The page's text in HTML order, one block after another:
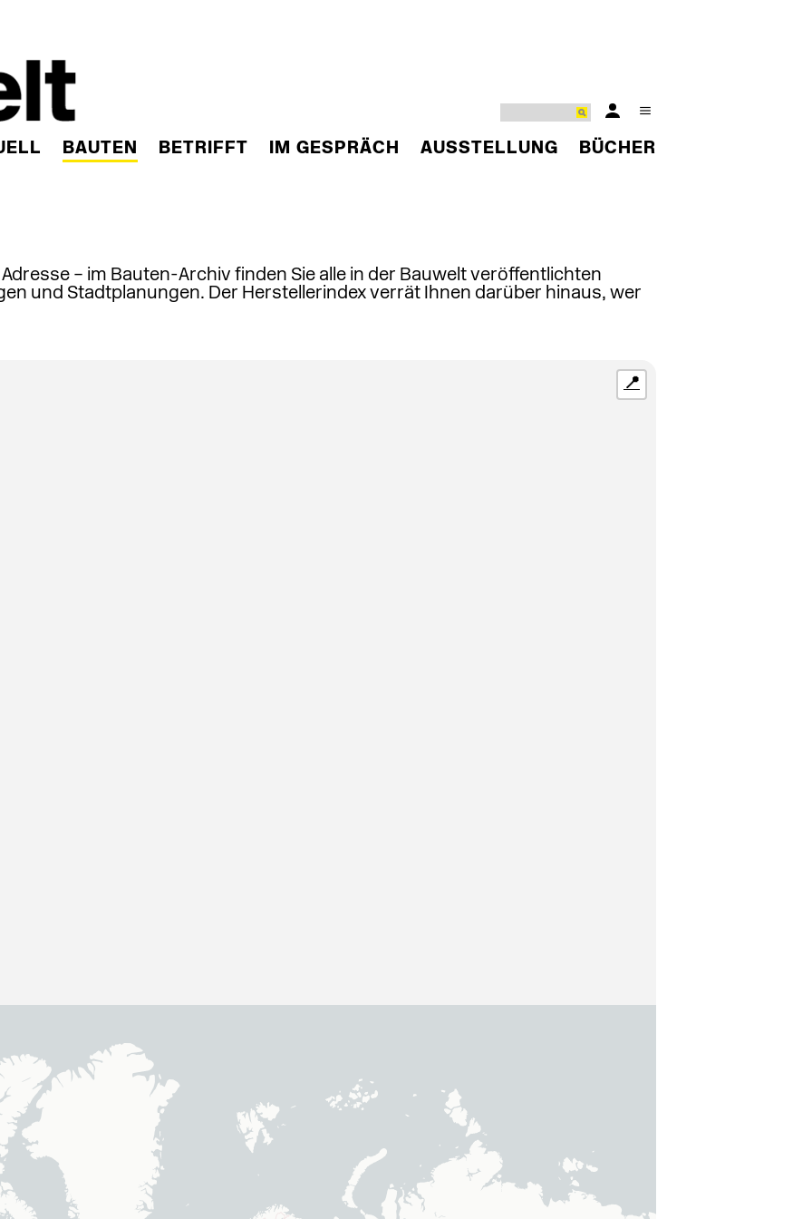
BAUTEN BETRIFFT IM GESPRÄCH AUSSTELLUNG BÜCHER
– im Bauten-Archiv finden Sie alle in der Bauwelt veröffentlichten
und Stadtplanungen. Der Herstellerindex verrät Ihnen darüber hinaus, wer
📍